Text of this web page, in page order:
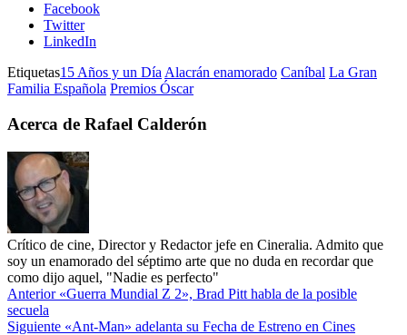
Facebook
Twitter
LinkedIn
Etiquetas15 Años y un Día Alacrán enamorado Caníbal La Gran
Familia Española Premios Óscar
Acerca de Rafael Calderón
Crítico de cine, Director y Redactor jefe en Cineralia. Admito que
soy un enamorado del séptimo arte que no duda en recordar que
como dijo aquel, "Nadie es perfecto"
Anterior«Guerra Mundial Z 2», Brad Pitt habla de la posible
secuela
Siguiente «Ant-Man» adelanta su Fecha de Estreno en Cines